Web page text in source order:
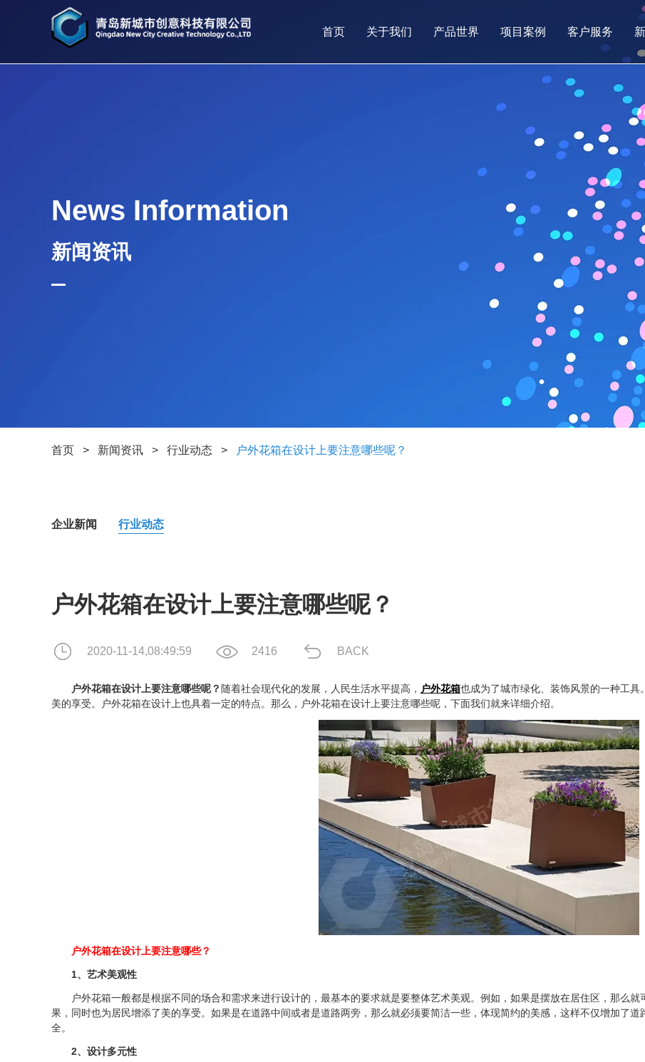
首页 关于我们 产品世界 项目案例 客户服务
News Information
新闻资讯
首页 > 新闻资讯 > 行业动态 > 户外花箱在设计上要注意哪些呢？
企业新闻 行业动态
户外花箱在设计上要注意哪些呢？
2020-11-14,08:49:59 2416 BACK
户外花箱在设计上要注意哪些呢？ 随着社会现代化的发展，人民生活水平提高， 户外花箱也成为了城市绿化、装饰风景的一种工
美的享受。户外花箱在设计上也具着一定的特点。那么，户外花箱在设计上要注意哪些呢，下面我们就来详细介绍。
户外花箱在设计上要注意哪些？
1、艺术美观性
户外花箱一般都是根据不同的场合和需求来进行设计的，最基本的要求就是要整体艺术美观。例如，如果是摆放在居住区，那么就
果，同时也为居民增添了美的享受。如果是在道路中间或者是道路两旁，那么就必须要简洁一些，体现简约的美感，这样不仅增加了
全。
2、设计多元性